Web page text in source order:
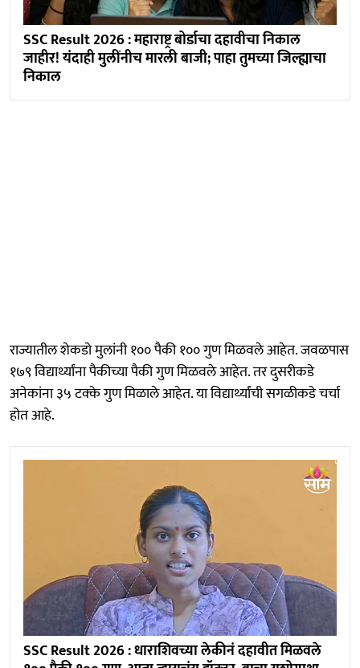
SSC Result 2026 : महाराष्ट्र बोर्डाचा दहावीचा निकाल
जाहीर! यंदाही मुलींनीच मारली बाजी; पाहा तुमच्या जिल्ह्याचा
निकाल
राज्यातील शेकडो मुलांनी १०० पैकी १०० गुण मिळवले आहेत. जवळपास
१७९ विद्यार्थ्यांना पैकीच्या पैकी गुण मिळवले आहेत. तर दुसरीकडे
अनेकांना ३५ टक्के गुण मिळाले आहेत. या विद्यार्थ्यांची सगळीकडे चर्चा
होत आहे.
SSC Result 2026 : धाराशिवच्या लेकीनं दहावीत मिळवले